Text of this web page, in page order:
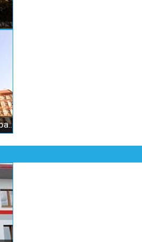
Múzeum voskových figurín, Urbanova veža